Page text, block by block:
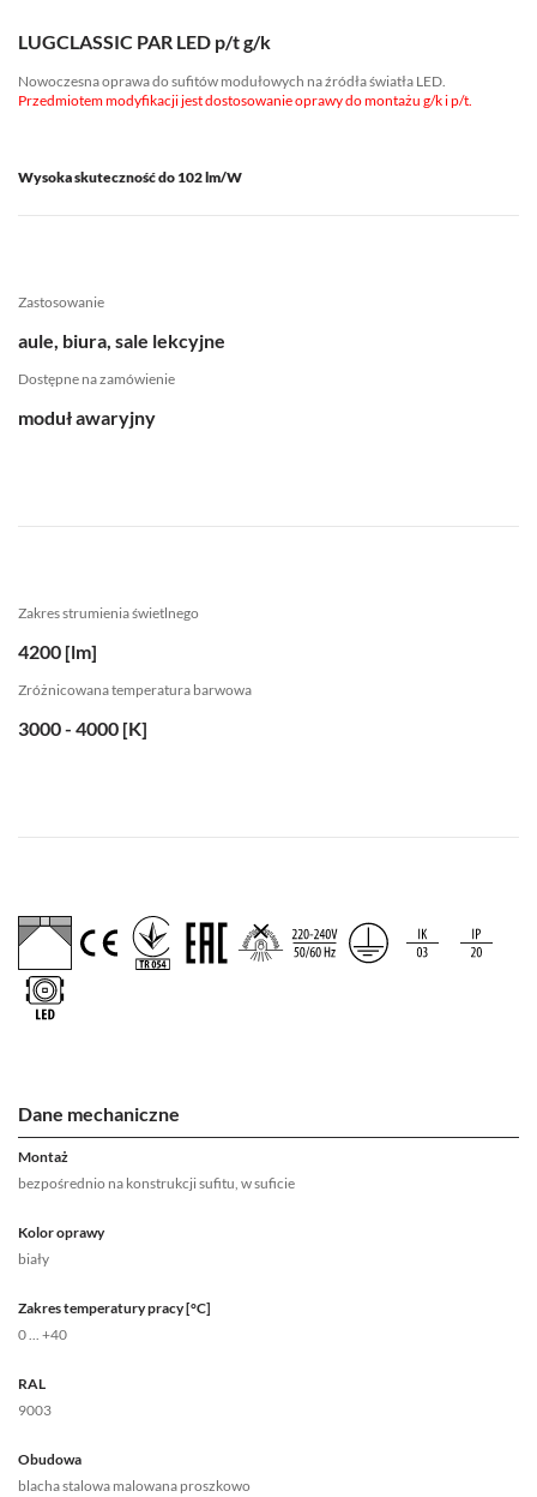
LUGCLASSIC PAR LED p/t g/k
Nowoczesna oprawa do sufitów modułowych na źródła światła LED.
Przedmiotem modyfikacji jest dostosowanie oprawy do montażu g/k i p/t.
Wysoka skuteczność do 102 lm/W
Zastosowanie
aule, biura, sale lekcyjne
Dostępne na zamówienie
moduł awaryjny
Zakres strumienia świetlnego
4200 [lm]
Zróżnicowana temperatura barwowa
3000 - 4000 [K]
Dane mechaniczne
Montaż
bezpośrednio na konstrukcji sufitu, w suficie
Kolor oprawy
biały
Zakres temperatury pracy [°C]
0 ... +40
RAL
9003
Obudowa
blacha stalowa malowana proszkowo